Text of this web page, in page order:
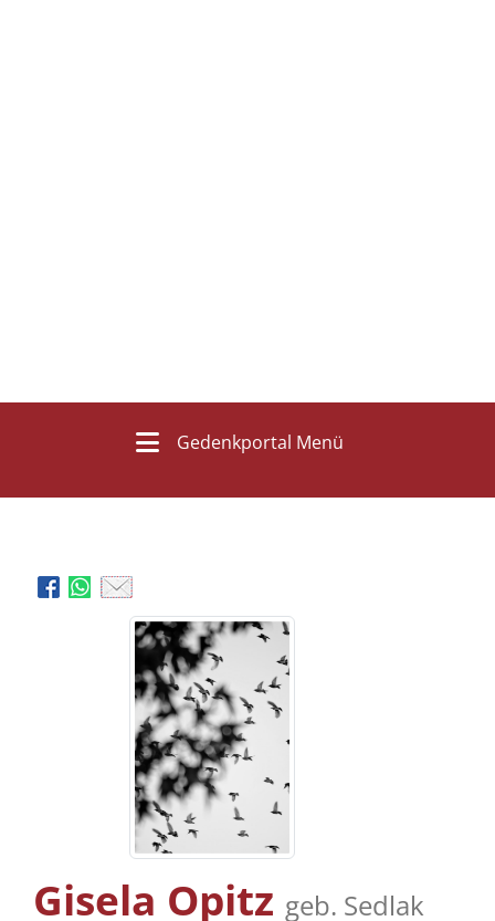
Gedenkportal Menü
Gisela Opitz geb. Sedlak